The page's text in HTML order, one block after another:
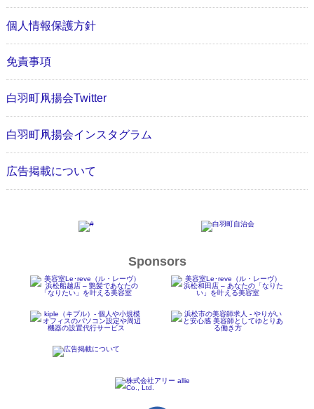
個人情報保護方針
免責事項
白羽町凧揚会Twitter
白羽町凧揚会インスタグラム
広告掲載について
Sponsors